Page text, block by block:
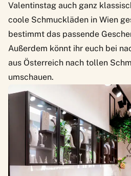
Valentinstag auch ganz
coole Schmuckläden in Wien
bestimmt das passende
Außerdem könnt ihr euch bei
aus Österreich nach tollen
umschauen.